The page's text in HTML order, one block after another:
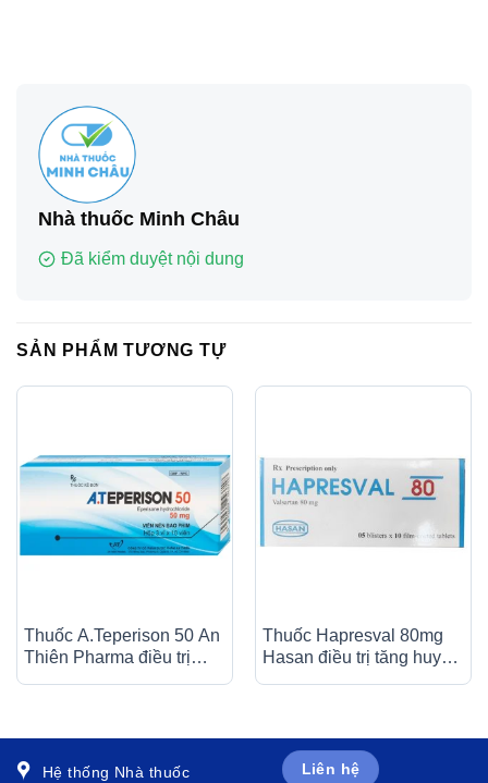
Nhà thuốc Minh Châu
Đã kiểm duyệt nội dung
SẢN PHẨM TƯƠNG TỰ
Thuốc A.Teperison 50 An
Thiên Pharma điều trị
Thuốc Hapresval 80mg
Hasan điều trị tăng huyết
Hệ thống Nhà thuốc Liên hệ